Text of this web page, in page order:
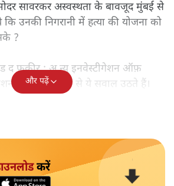
सावरकर अस्वस्थता के बावजूद मुंबई से
उनकी निगरानी में हत्या की योजना को
?
एंड द फ़कीर : अ न्यू इनवेस्टीगेशन ऑफ़
नामक किताब से ये सवाल उठते हैं।
और पढ़ें
करें